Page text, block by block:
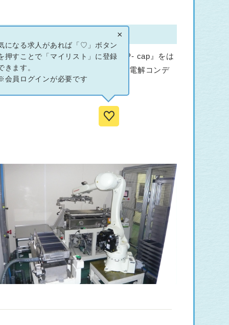
リッドアルミ電解コンデンサ『EP- cap』をは
ています。 ハイブリッドアルミ電解コンデ
×
になる求人があれば「♡」ボタン
押すことで「マイリスト」に登録
きます。
会員ログインが必要です